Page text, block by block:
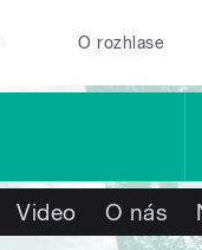
O rozhlase
Video O nás